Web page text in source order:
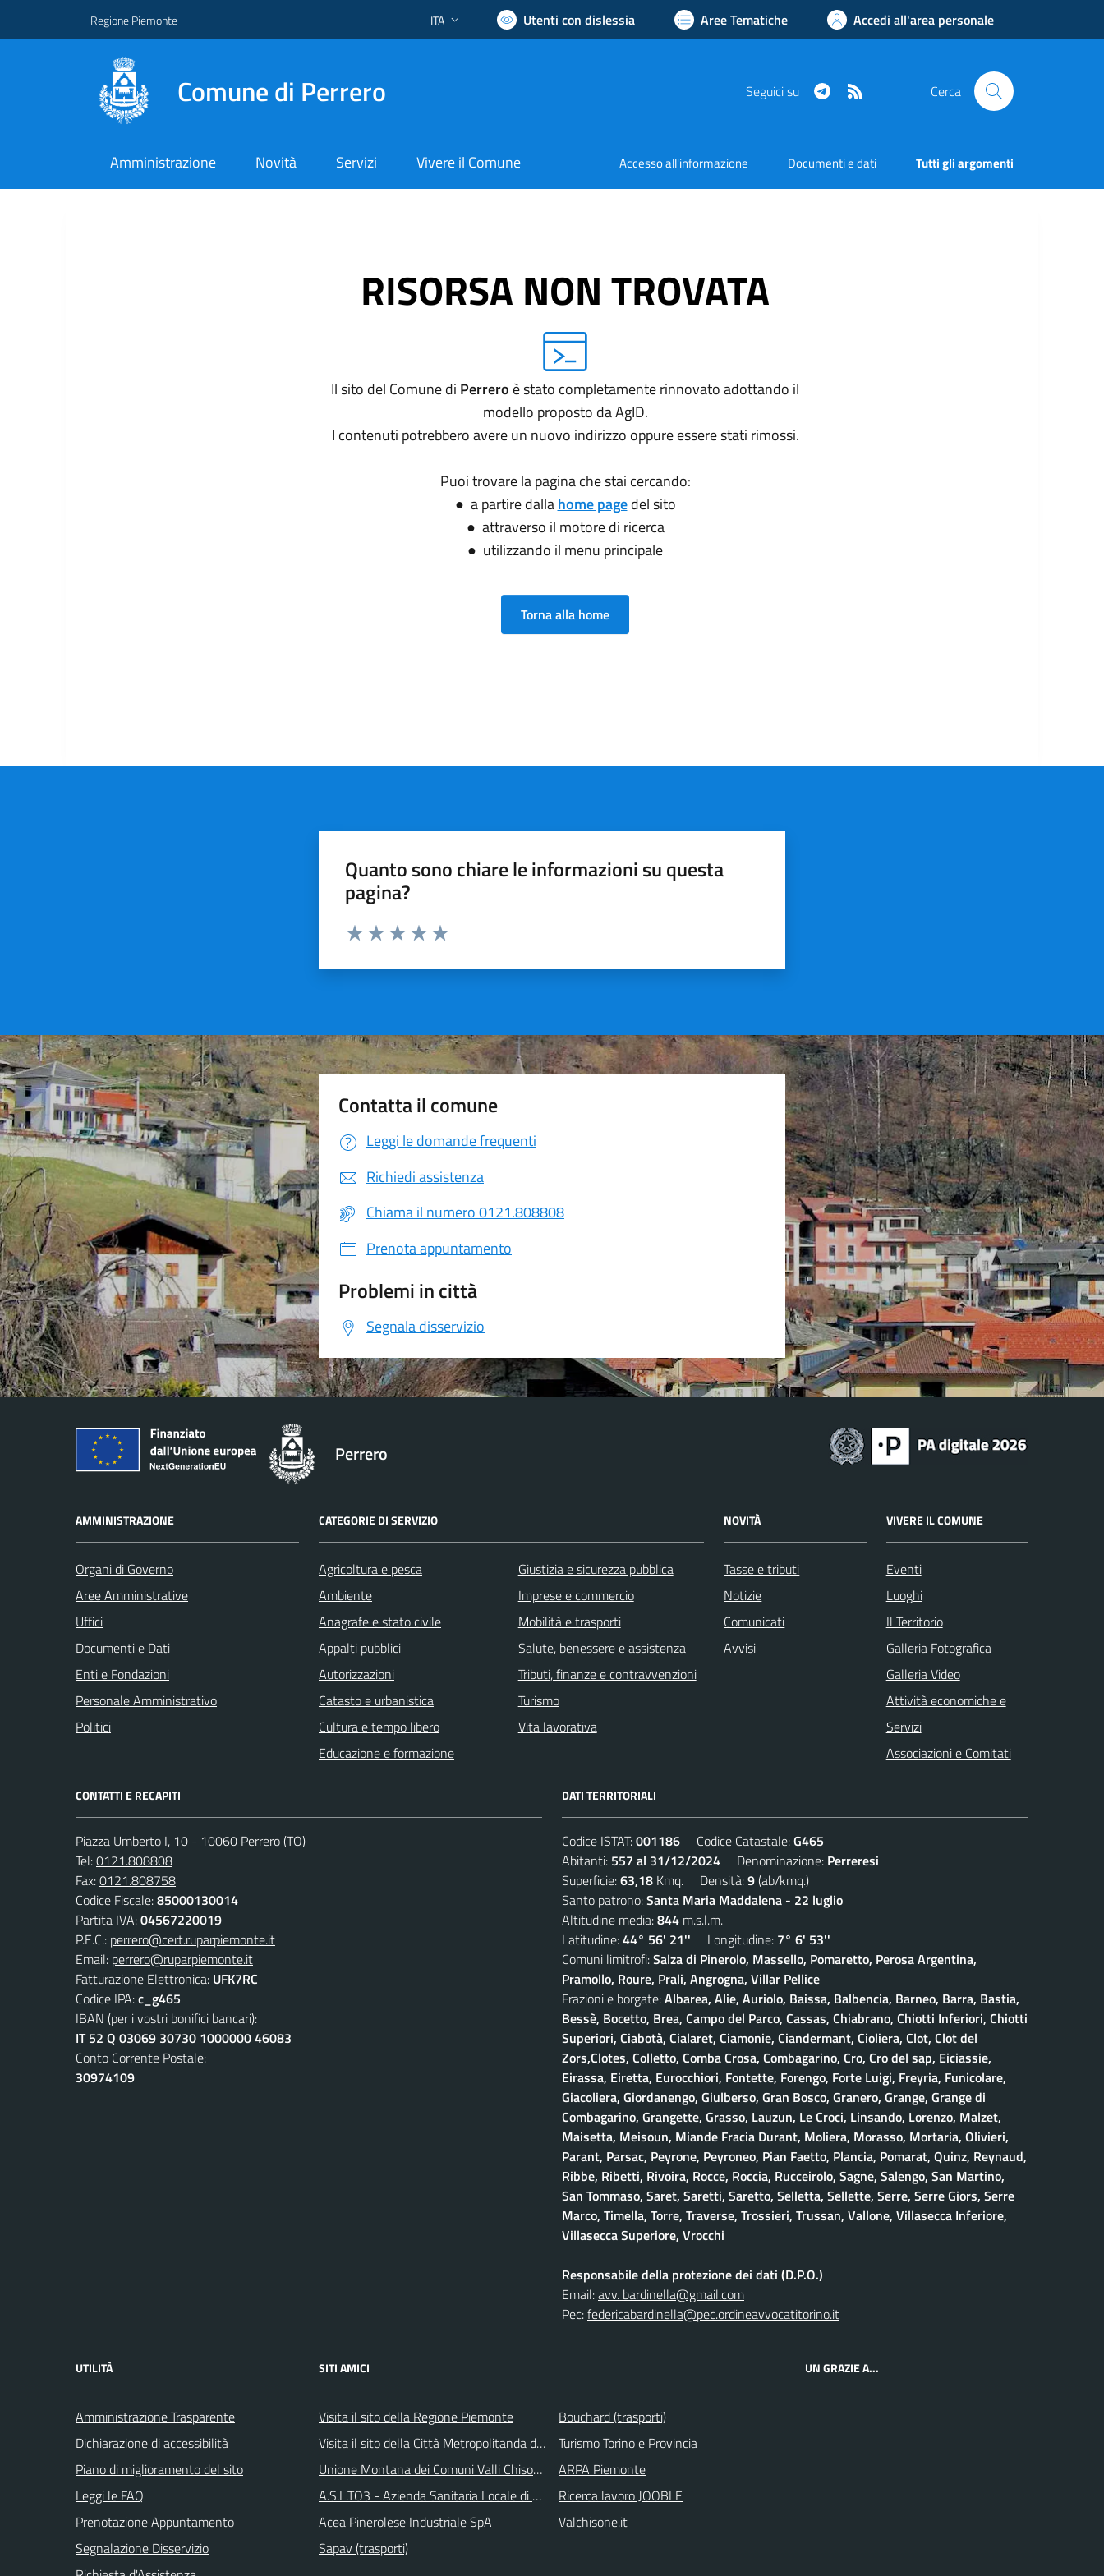
Regione Piemonte Lingua attiva:
ITA Utenti con dislessia Aree Tematiche Accedi all'area personale
Comune di Perrero Seguici su Telegram Cerca
Amministrazione Novità Servizi Vivere il Comune Accesso all'informazione Documenti e dati Tutti gli argomenti
RISORSA NON TROVATA
Il sito del Comune di Perrero è stato completamente rinnovato adottando il
modello proposto da AgID.
I contenuti potrebbero avere un nuovo indirizzo oppure essere stati rimossi.
Puoi trovare la pagina che stai cercando:
● a partire dallahome pagedel sito
● attraverso il motore di ricerca
● utilizzando il menu principale
Torna alla home
Quanto sono chiare le informazioni su questa
pagina?
Valuta da 1 a 5 stelle la pagina
Contatta il comune
Leggi le domande frequenti
Richiedi assistenza
Chiama il numero 0121.808808
Prenota appuntamento
Problemi in città
Segnala disservizio
Perrero
AMMINISTRAZIONE
Organi di Governo
Aree Amministrative
Uffici
Documenti e Dati
Enti e Fondazioni
Personale Amministrativo
Politici
CATEGORIE DI SERVIZIO
Agricoltura e pesca
Ambiente
Anagrafe e stato civile
Appalti pubblici
Autorizzazioni
Catasto e urbanistica
Cultura e tempo libero
Educazione e formazione
Giustizia e sicurezza pubblica
Imprese e commercio
Mobilità e trasporti
Salute, benessere e assistenza
Tributi, finanze e contravvenzioni
Turismo
Vita lavorativa
NOVITÀ
Tasse e tributi
Notizie
Comunicati
Avvisi
VIVERE IL COMUNE
Eventi
Luoghi
Il Territorio
Galleria Fotografica
Galleria Video
Attività economiche e
Servizi
Associazioni e Comitati
CONTATTI E RECAPITI
Piazza Umberto I, 10 - 10060 Perrero (TO)
Tel:0121.808808
Fax:0121.808758
Codice Fiscale:85000130014
Partita IVA:04567220019
P.E.C.: perrero@cert.ruparpiemonte.it
Email: perrero@ruparpiemonte.it
Fatturazione Elettronica: UFK7RC
Codice IPA:c_g465
IBAN (per i vostri bonifici bancari):
IT 52 Q 03069 30730 1000000 46083
Conto Corrente Postale:
30974109
DATI TERRITORIALI
Codice ISTAT:001186 Codice Catastale:G465
Abitanti: 557 al 31/12/2024 Denominazione: Perreresi
Superficie:63,18 Kmq. Densità:9(ab/kmq.)
Santo patrono:Santa Maria Maddalena - 22 luglio
Altitudine media:844 m.s.l.m.
Latitudine:44° 56' 21'' Longitudine: 7° 6' 53''
Comuni limitrofi:Salza di Pinerolo, Massello, Pomaretto, Perosa Argentina,
Pramollo, Roure, Prali, Angrogna, Villar Pellice
Frazioni e borgate:Albarea, Alie, Auriolo, Baissa, Balbencia, Barneo, Barra, Bastia,
Bessè, Bocetto, Brea, Campo del Parco, Cassas, Chiabrano, Chiotti Inferiori, Chiotti
Superiori, Ciabotà, Cialaret, Ciamonie, Ciandermant, Cioliera, Clot, Clot del
Zors,Clotes, Colletto, Comba Crosa, Combagarino, Cro, Cro del sap, Eiciassie,
Eirassa, Eiretta, Eurocchiori, Fontette, Forengo, Forte Luigi, Freyria, Funicolare,
Giacoliera, Giordanengo, Giulberso, Gran Bosco, Granero, Grange, Grange di
Combagarino, Grangette, Grasso, Lauzun, Le Croci, Linsando, Lorenzo, Malzet,
Maisetta, Meisoun, Miande Fracia Durant, Moliera, Morasso, Mortaria, Olivieri,
Parant, Parsac, Peyrone, Peyroneo, Pian Faetto, Plancia, Pomarat, Quinz, Reynaud,
Ribbe, Ribetti, Rivoira, Rocce, Roccia, Rucceirolo, Sagne, Salengo, San Martino,
San Tommaso, Saret, Saretti, Saretto, Selletta, Sellette, Serre, Serre Giors, Serre
Marco, Timella, Torre, Traverse, Trossieri, Trussan, Vallone, Villasecca Inferiore,
Villasecca Superiore, Vrocchi
Responsabile della protezione dei dati (D.P.O.)
Email:avv. bardinella@gmail.com
Pec:federicabardinella@pec.ordineavvocatitorino.it
UTILITÀ
Amministrazione Trasparente
Dichiarazione di accessibilità
Piano di miglioramento del sito
Leggi le FAQ
Prenotazione Appuntamento
Segnalazione Disservizio
SITI AMICI
Visita il sito della Regione Piemonte
Visita il sito della Città Metropolitanda di Torino
Unione Montana dei Comuni Valli Chisone e Germanasca
A.S.L.TO3 - Azienda Sanitaria Locale di Collegno e Pinerolo
Acea Pinerolese Industriale SpA
Sapav (trasporti)
Bouchard (trasporti)
Turismo Torino e Provincia
ARPA Piemonte
Ricerca lavoro JOOBLE
Valchisone.it
UN GRAZIE A...